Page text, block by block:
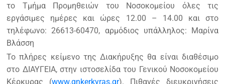
το Τμήμα Προμηθειών του Νοσοκομείου όλες τις
εργάσιμες ημέρες και ώρες 12.00 – 14.00 και στο
τηλέφωνο: 26613-60470, αρμόδιος υπάλληλος: Μαρίνα
Βλάσση
Το πλήρες κείμενο της Διακήρυξης θα είναι διαθέσιμο
στο ΔΙΑΥΓΕΙΑ, στην ιστοσελίδα του Γενικού Νοσοκομείου
Κέρκυρας (www.gnkerkyras.gr). Πιθανές διευκρινήσεις